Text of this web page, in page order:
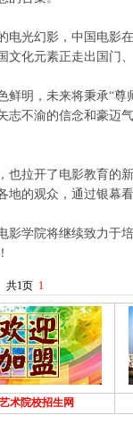
光幻影，中国电影
文化元素正走出国门
明，未来将秉承“尊
志不渝的信念和豪迈
拉开了电影教育的
地的观众，通过银幕
学院将继续致力于
共1页 1
术院校招生网